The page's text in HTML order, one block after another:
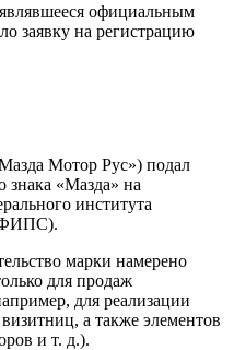
официальным
заявку на регистрацию
Мотор Рус») подал
знака «Мазда» на
института
марки намерено
для продаж
для реализации
а также элементов
и т. д.).